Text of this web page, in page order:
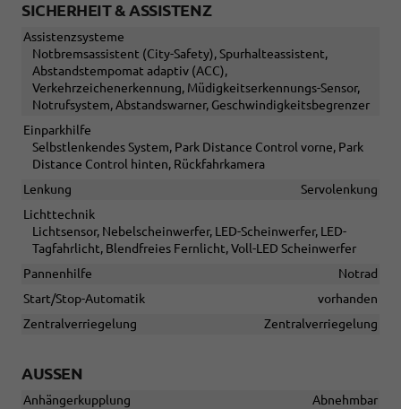
SICHERHEIT & ASSISTENZ
Assistenzsysteme
Notbremsassistent (City-Safety), Spurhalteassistent,
Abstandstempomat adaptiv (ACC),
Verkehrzeichenerkennung, Müdigkeitserkennungs-Sensor,
Notrufsystem, Abstandswarner, Geschwindigkeitsbegrenzer
Einparkhilfe
Selbstlenkendes System, Park Distance Control vorne, Park
Distance Control hinten, Rückfahrkamera
Lenkung
Servolenkung
Lichttechnik
Lichtsensor, Nebelscheinwerfer, LED-Scheinwerfer, LED-
Tagfahrlicht, Blendfreies Fernlicht, Voll-LED Scheinwerfer
Pannenhilfe
Notrad
Start/Stop-Automatik
vorhanden
Zentralverriegelung
Zentralverriegelung
AUSSEN
Anhängerkupplung
Abnehmbar